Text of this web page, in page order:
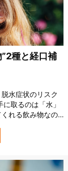
”2種と経口補
水症状のリスク
取るのは「水」
れる飲み物なの
ームです。 彼ら
比較検証するた